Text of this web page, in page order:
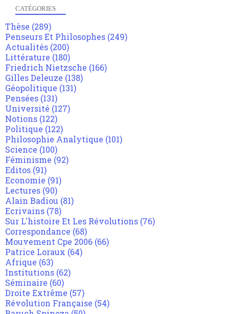
CATÉGORIES
Thèse (289)
Penseurs Et Philosophes (249)
Actualités (200)
Littérature (180)
Friedrich Nietzsche (166)
Gilles Deleuze (138)
Géopolitique (131)
Pensées (131)
Université (127)
Notions (122)
Politique (122)
Philosophie Analytique (101)
Science (100)
Féminisme (92)
Editos (91)
Economie (91)
Lectures (90)
Alain Badiou (81)
Ecrivains (78)
Sur L'histoire Et Les Révolutions (76)
Correspondance (68)
Mouvement Cpe 2006 (66)
Patrice Loraux (64)
Afrique (63)
Institutions (62)
Séminaire (60)
Droite Extrême (57)
Révolution Française (54)